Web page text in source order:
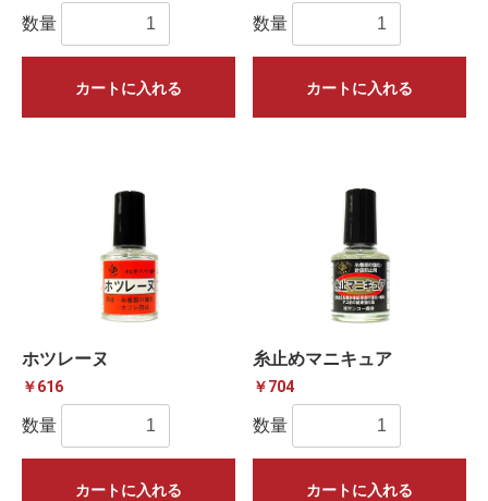
数量
カートに入れる
数量
カートに入れる
ホツレーヌ
￥616
数量
カートに入れる
糸止めマニキュア
￥704
数量
カートに入れる